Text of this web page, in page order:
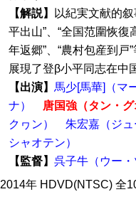
【解説】
以紀実文献的叙
平出山”、“全国范圍恢復
年返郷”、“農村包産到
展現了登β小平同志在中
【出演】 馬少[馬華]（マ
ナ）
唐国強（タン・グ
クヮン）
朱宏嘉（ジュ
シャオテン）
【監督】 呉子牛（ウー・
2014年 HDVD(NTSC) 全